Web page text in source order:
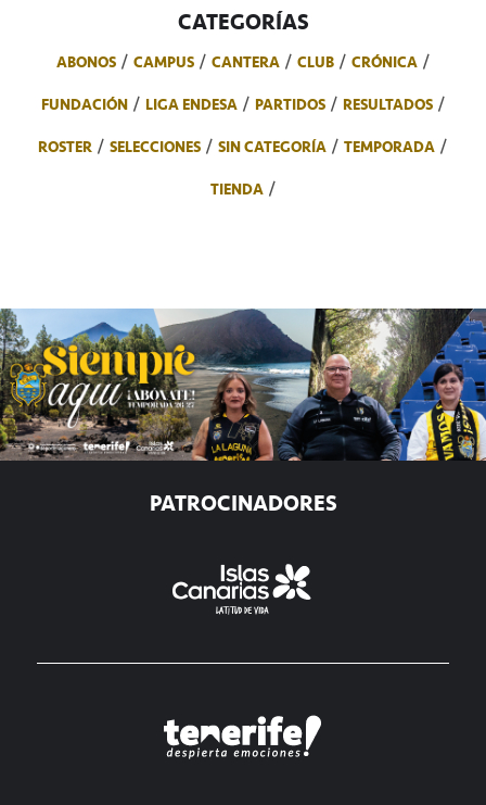
CATEGORÍAS
ABONOS CAMPUS CANTERA CLUB
CRÓNICA
FUNDACIÓN
LIGA ENDESA PARTIDOS
RESULTADOS
ROSTER
SELECCIONES SIN CATEGORÍA
TEMPORADA
TIENDA
PATROCINADORES